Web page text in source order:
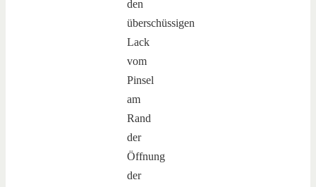
den
überschüssigen
Lack
vom
Pinsel
am
Rand
der
Öffnung
der